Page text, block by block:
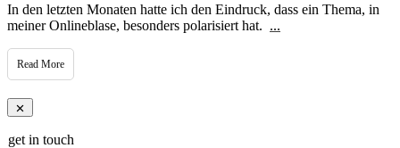
In den letzten Monaten hatte ich den Eindruck, dass ein Thema, in
meiner Onlineblase, besonders polarisiert hat. ...
Read More
get in touch